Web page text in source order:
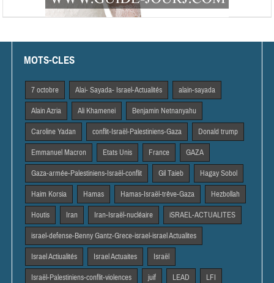
MOTS-CLES
7 octobre Alai- Sayada- Israel-Actualités alain-sayada
Alain Azria Ali Khamenei Benjamin Netnanyahu
Caroline Yadan conflit-Israël-Palestiniens-Gaza Donald trump
Emmanuel Macron Etats Unis France GAZA
Gaza-armée-Palestiniens-Israël-conflit Gil Taieb Hagay Sobol
Haim Korsia Hamas Hamas-Israël-trêve-Gaza Hezbollah
Houtis Iran Iran-Israël-nucléaire iSRAEL-ACTUALITES
israel-defense-Benny Gantz-Grece-israel-israel Actualites
Israel Actiualités Israel Actuaites Israël
Israël-Palestiniens-conflit-violences juif LEAD LFI